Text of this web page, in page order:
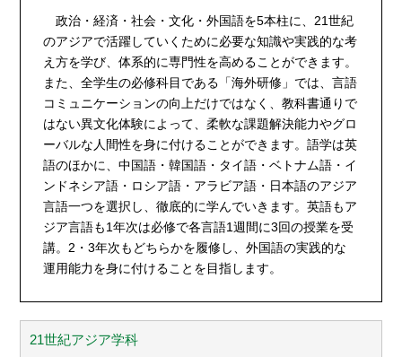
政治・経済・社会・文化・外国語を5本柱に、21世紀
のアジアで活躍していくために必要な知識や実践的な考
え方を学び、体系的に専門性を高めることができます。
また、全学生の必修科目である「海外研修」では、言語
コミュニケーションの向上だけではなく、教科書通りで
はない異文化体験によって、柔軟な課題解決能力やグロ
ーバルな人間性を身に付けることができます。語学は英
語のほかに、中国語・韓国語・タイ語・ベトナム語・イ
ンドネシア語・ロシア語・アラビア語・日本語のアジア
言語一つを選択し、徹底的に学んでいきます。英語もア
ジア言語も1年次は必修で各言語1週間に3回の授業を受
講。2・3年次もどちらかを履修し、外国語の実践的な
運用能力を身に付けることを目指します。
21世紀アジア学科